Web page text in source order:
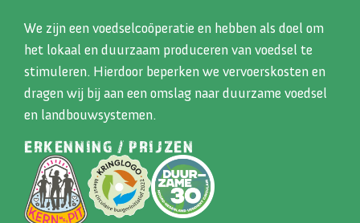
We zijn een voedselcoöperatie en hebben als doel om
het lokaal en duurzaam produceren van voedsel te
stimuleren. Hierdoor beperken we vervoerskosten en
dragen wij bij aan een omslag naar duurzame voedsel
en landbouwsystemen.
ERKENNING / PRIJZEN